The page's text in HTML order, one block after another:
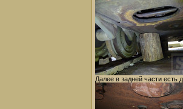
Далее в задней части есть